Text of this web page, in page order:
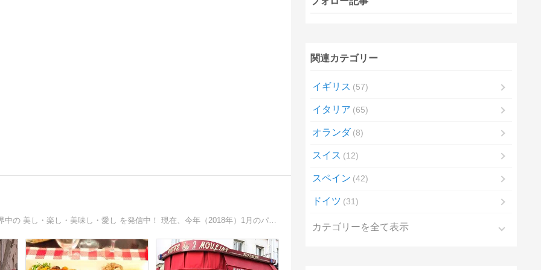
関連カテゴリー
イギリス 57
イタリア 65
オランダ 8
スイス 12
スペイン 42
ドイツ 31
カテゴリーを全て表示